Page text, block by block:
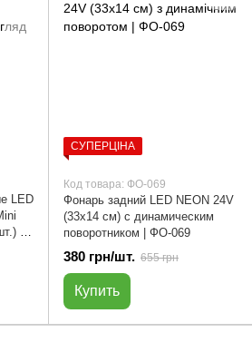
LED
|
СУПЕРЦІНА
Код товара: ФО-069
Фонарь задний LED NEON 24V
(33x14 см) с динамическим
поворотником | ФО-069
380 грн/шт. 655 грн
Купить